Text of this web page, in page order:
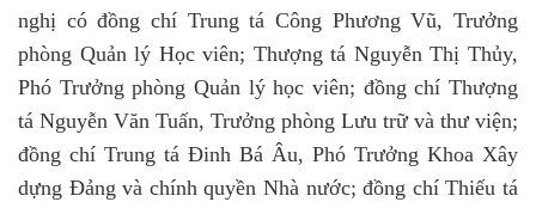
nghị có đồng chí Trung tá Công Phương Vũ, Trưởng
phòng Quản lý Học viên; Thượng tá Nguyễn Thị Thủy,
Phó Trưởng phòng Quản lý học viên; đồng chí Thượng
tá Nguyễn Văn Tuấn, Trưởng phòng Lưu trữ và thư viện;
đồng chí Trung tá Đinh Bá Âu, Phó Trưởng Khoa Xây
dựng Đảng và chính quyền Nhà nước; đồng chí Thiếu tá